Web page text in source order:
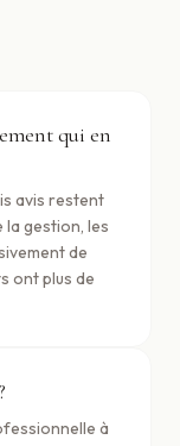
qui en
avis restent
la gestion, les
de
ont plus de
à